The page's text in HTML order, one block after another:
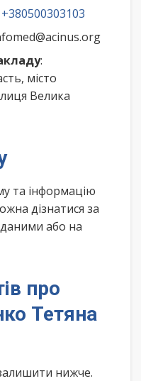
+380500303103
:
місто
Велика
та інформацію
дізнатися за
або на
про
Тетяна
нижче.